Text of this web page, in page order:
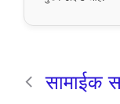
सामाईक